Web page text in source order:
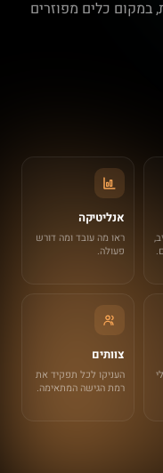
במקום כלים מפוזרים
אנליטיקה
ראו מה עובד ומה דורש
פעולה.
צוותים
העניקו לכל תפקיד את
רמת הגישה המתאימה.